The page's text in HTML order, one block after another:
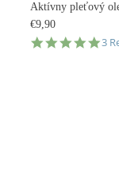
Aktívny pleťový
€9,90
5.0
3